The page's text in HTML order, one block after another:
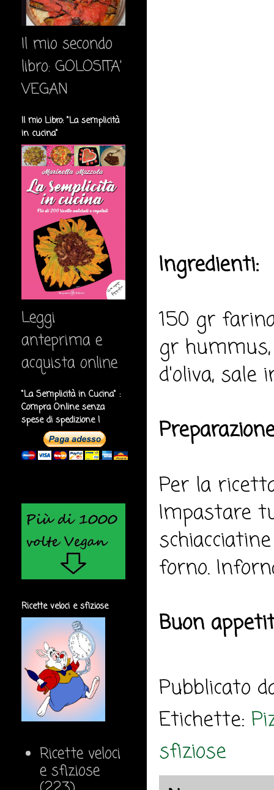
Ingredienti:
150 gr
gr
d'oliva, sale
Per la
Impastare
forno.
Buon
Pubblicato
Etichette:
sfiziose
Il mio secondo
libro: GOLOSITA'
VEGAN
Il mio Libro: "La semplicità
in cucina"
Leggi
anteprima e
acquista online
"La Semplicità in Cucina" :
Compra Online senza
spese di spedizione !
Ricette veloci e sfiziose
Ricette veloci
e sfiziose